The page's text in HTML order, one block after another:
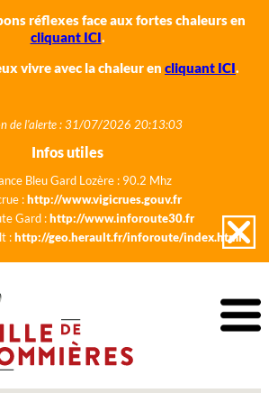
réflexes face aux fortes chaleurs en
cliquant ICI.
vivre avec la chaleur en cliquant ICI.
de l'alerte : 31/07/2026 20:13:03
Infos utiles
Bleu Gard Lozère : 90.2 Mhz
:http://www.vigicrues.gouv.fr
Gard :http://www.inforoute30.fr
:http://geo.herault.fr/inforoute/index.html